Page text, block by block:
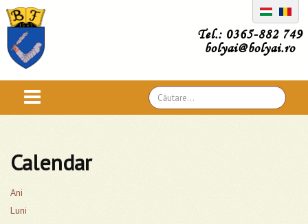
Tel.: 0365-882 749
bolyai@bolyai.ro
Căutare
...
Calendar
Ani
Luni